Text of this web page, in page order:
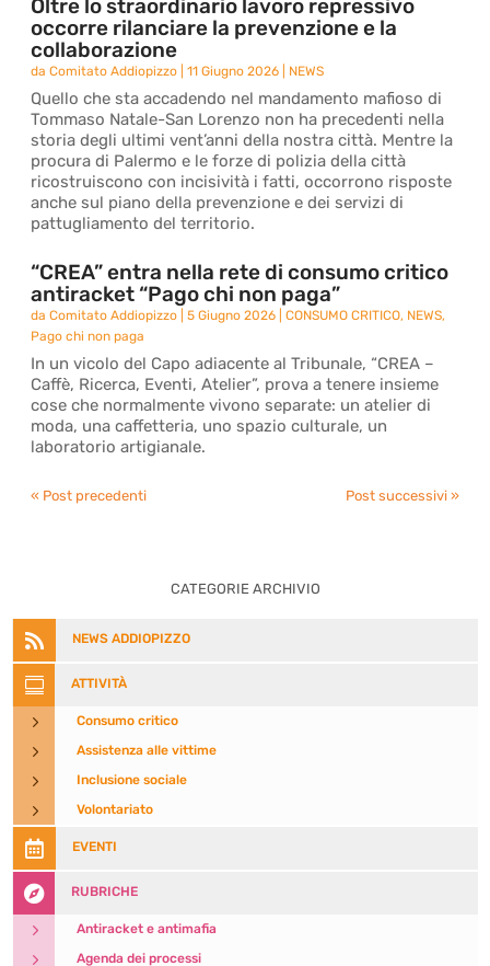
Oltre lo straordinario lavoro repressivo
occorre rilanciare la prevenzione e la
collaborazione
daComitato Addiopizzo |11 Giugno 2026 NEWS
Quello che sta accadendo nel mandamento mafioso di
Tommaso Natale-San Lorenzo non ha precedenti nella
storia degli ultimi vent’anni della nostra città. Mentre la
procura di Palermo e le forze di polizia della città
ricostruiscono con incisività i fatti, occorrono risposte
anche sul piano della prevenzione e dei servizi di
pattugliamento del territorio.
“CREA” entra nella rete di consumo critico
antiracket “Pago chi non paga”
daComitato Addiopizzo |5 Giugno 2026 |CONSUMO CRITICO, NEWS,
Pago chi non paga
In un vicolo del Capo adiacente al Tribunale, “CREA –
Caffè, Ricerca, Eventi, Atelier”, prova a tenere insieme
cose che normalmente vivono separate: un atelier di
moda, una caffetteria, uno spazio culturale, un
laboratorio artigianale.
« Post precedenti Post successivi »
CATEGORIE ARCHIVIO
 NEWS ADDIOPIZZO
 ATTIVITÀ
5 Consumo critico
5 Assistenza alle vittime
5 Inclusione sociale
5 Volontariato
 EVENTI
 RUBRICHE
5 Antiracket e antimafia
5 Agenda dei processi